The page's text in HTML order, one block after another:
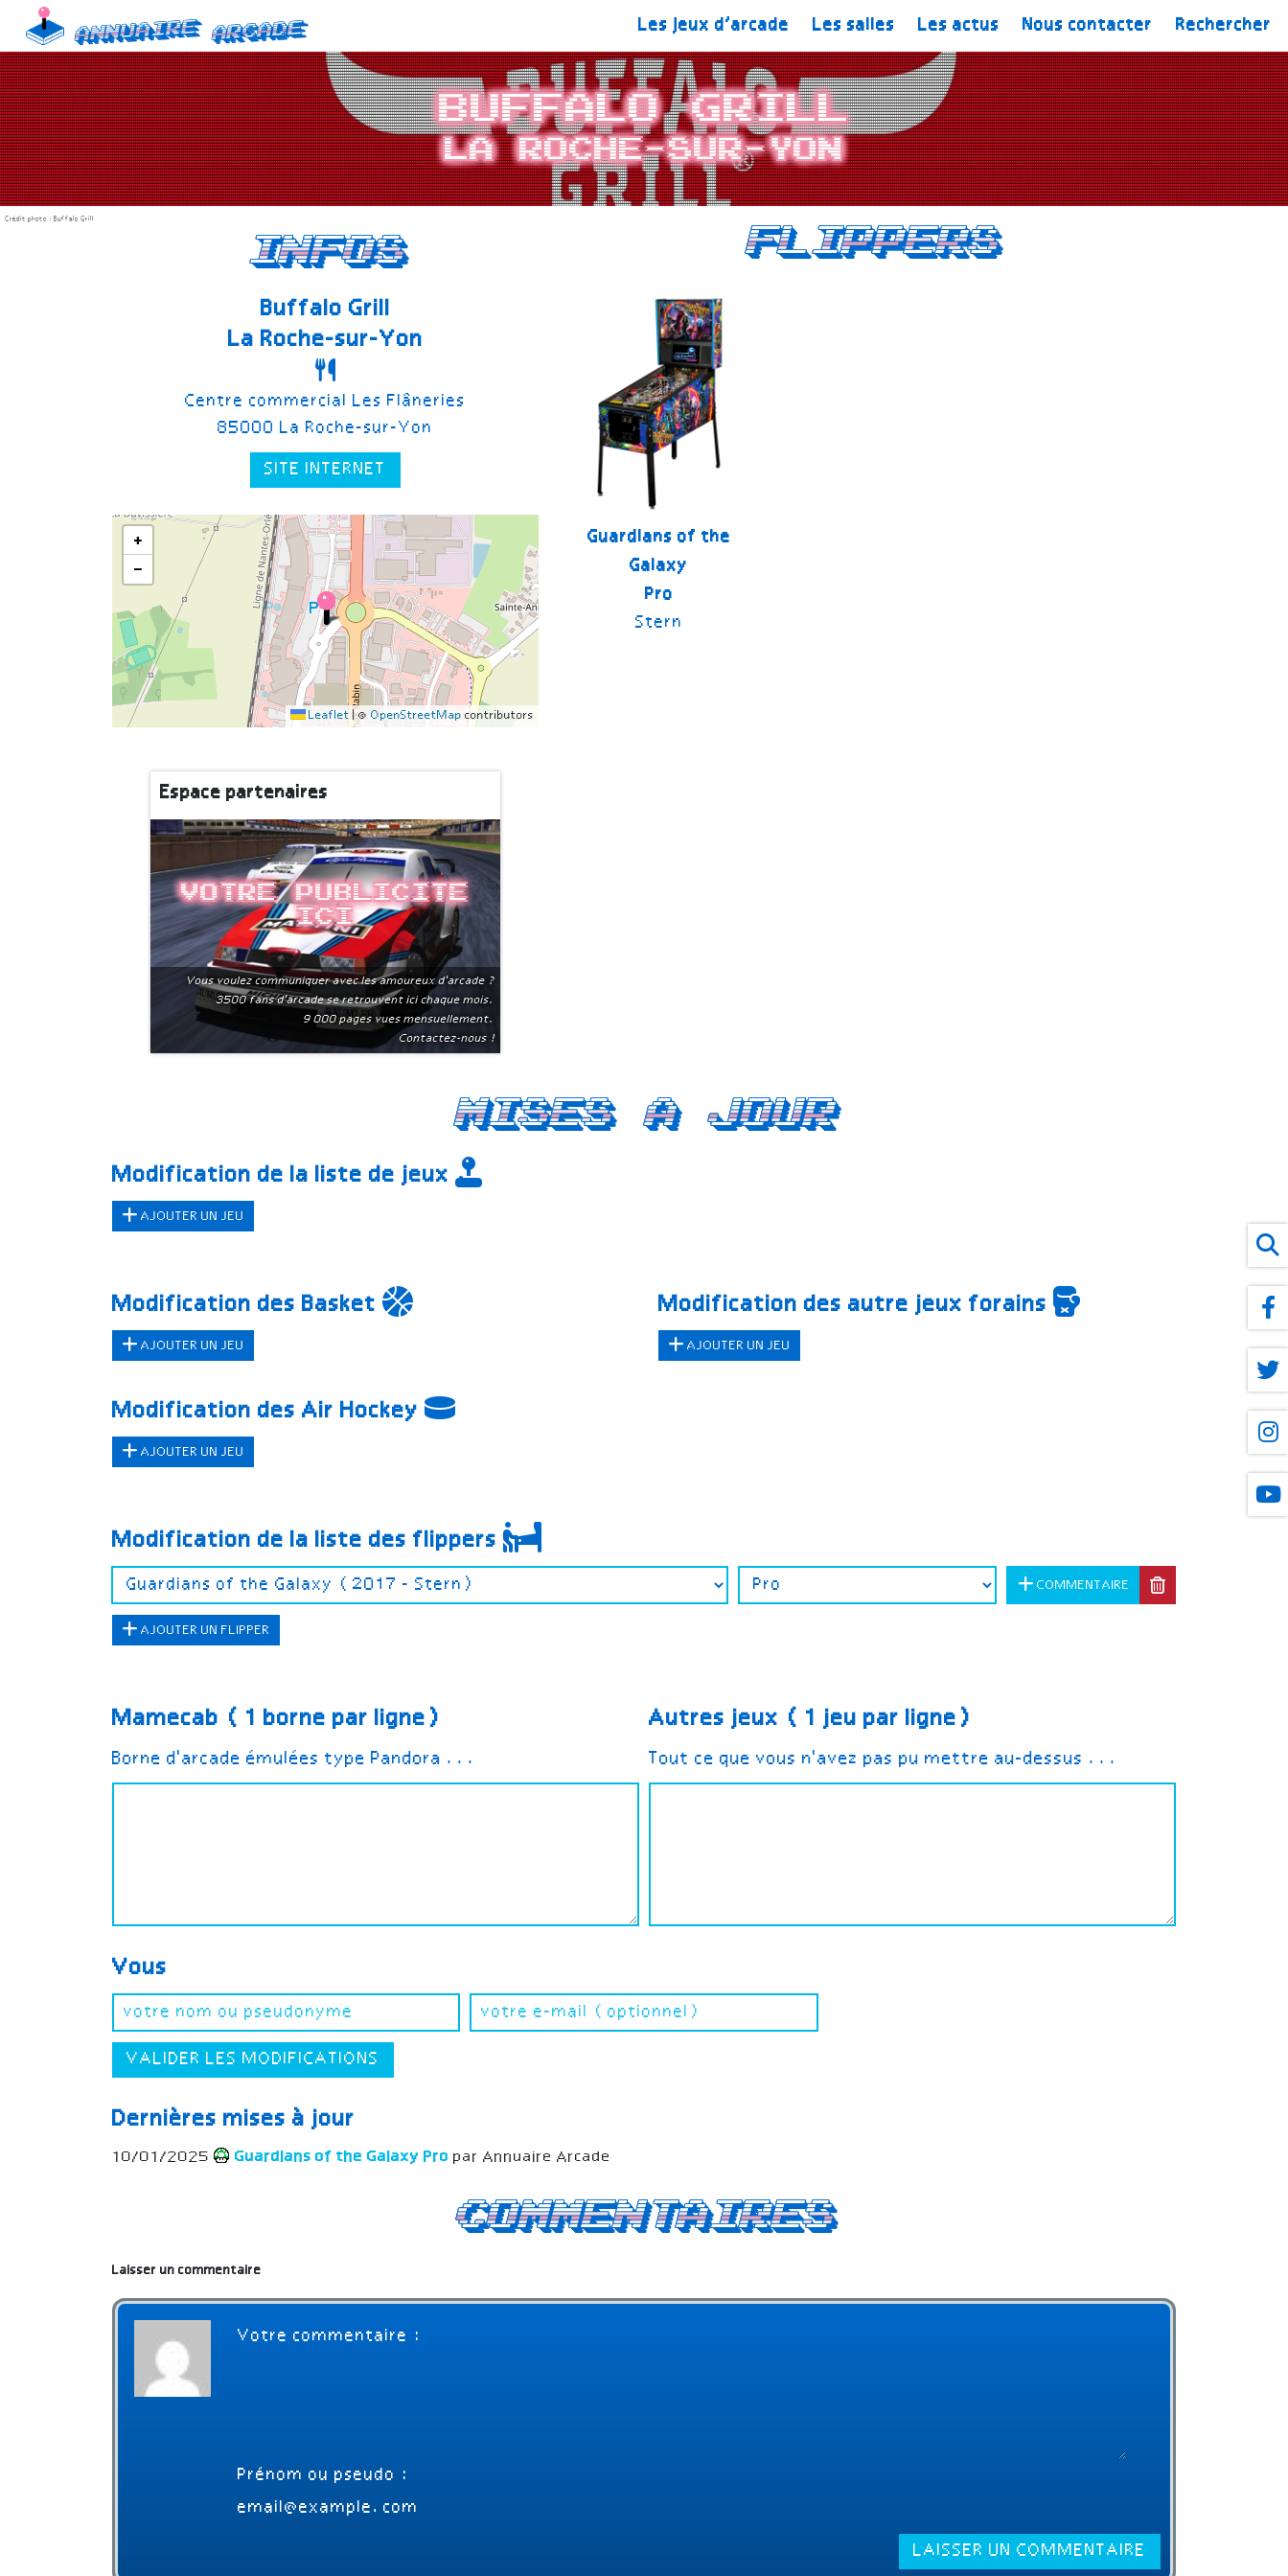
content
Annuaire Arcade Les jeux d’arcade Les salles Les actus Nous contacter Rechercher
Buffalo Grill
La Roche-sur-Yon
Crédit photo : Buffalo Grill
infos
Buffalo Grill
La Roche-sur-Yon
Centre commercial Les Flâneries
85000 La Roche-sur-Yon
SITE INTERNET
+
−
Leaflet |© OpenStreetMap contributors
Espace partenaires
Votre publicite
ici
Vous voulez communiquer avec les amoureux d'arcade ?
3500 fans d'arcade se retrouvent ici chaque mois.
9 000 pages vues mensuellement.
Contactez-nous !
Flippers
Guardians of the
Galaxy
Pro
Stern
Mises a jour
Modification de la liste de jeux
AJOUTER UN JEU
Modification des Basket
AJOUTER UN JEU
Modification des Air Hockey
AJOUTER UN JEU
Modification des autre jeux forains
AJOUTER UN JEU
Modification de la liste des flippers
COMMENTAIRE
AJOUTER UN FLIPPER
Mamecab (1 borne par ligne)
Borne d'arcade émulées type Pandora ...
Autres jeux (1 jeu par ligne)
Tout ce que vous n'avez pas pu mettre au-dessus ...
Vous
VALIDER LES MODIFICATIONS
Dernières mises à jour
10/01/2025 Guardians of the Galaxy Pro par Annuaire Arcade
Commentaires
Laisser un commentaire